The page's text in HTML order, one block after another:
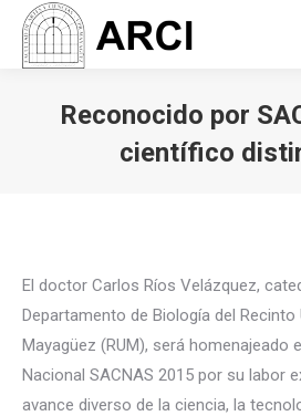
Reconocido por
científico
El doctor Carlos Ríos Velázquez,
Departamento de Biología del Recinto
Mayagüez (RUM), será homenajeado
Nacional SACNAS 2015 por su labor
avance diverso de la ciencia, la